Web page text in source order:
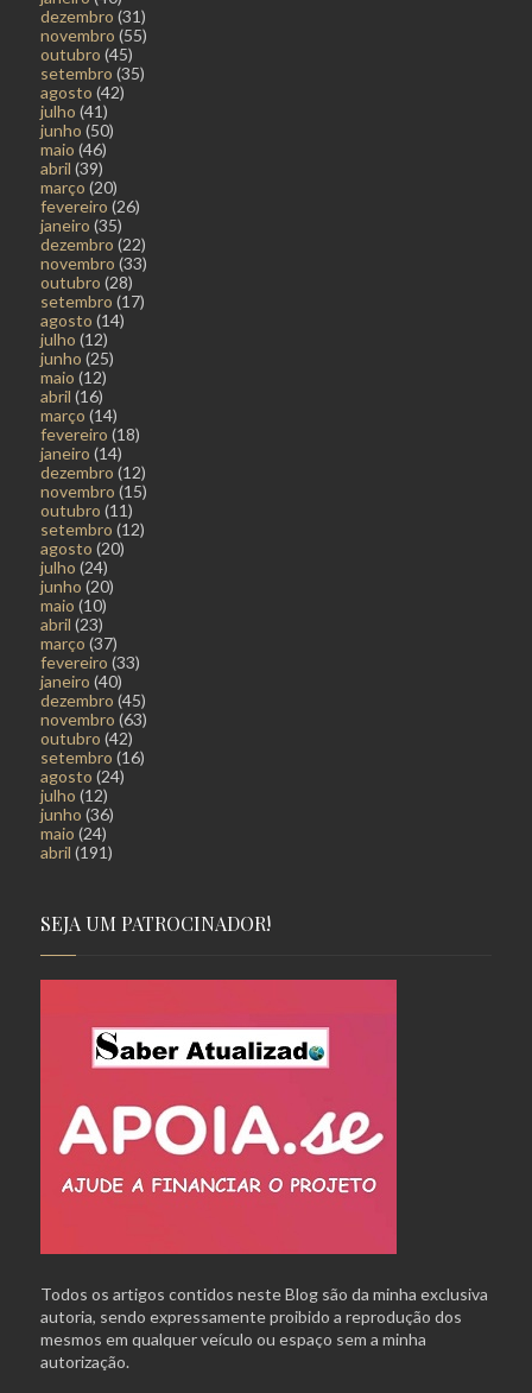
dezembro (31)
novembro (55)
outubro (45)
setembro (35)
agosto (42)
julho (41)
junho (50)
maio (46)
abril (39)
março (20)
fevereiro (26)
janeiro (35)
dezembro (22)
novembro (33)
outubro (28)
setembro (17)
agosto (14)
julho (12)
junho (25)
maio (12)
abril (16)
março (14)
fevereiro (18)
janeiro (14)
dezembro (12)
novembro (15)
outubro (11)
setembro (12)
agosto (20)
julho (24)
junho (20)
maio (10)
abril (23)
março (37)
fevereiro (33)
janeiro (40)
dezembro (45)
novembro (63)
outubro (42)
setembro (16)
agosto (24)
julho (12)
junho (36)
maio (24)
abril (191)
SEJA UM PATROCINADOR!
Todos os artigos contidos neste Blog são da minha exclusiva
autoria, sendo expressamente proibido a reprodução dos
mesmos em qualquer veículo ou espaço sem a minha
autorização.